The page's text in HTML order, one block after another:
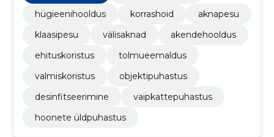
hügieenihooldus
korrashoid
aknapesu
klaasipesu
välisaknad
akendehooldus
ehituskoristus
tolmueemaldus
valmiskoristus
objektipuhastus
desinfitseerimine
vaipkattepuhastus
hoonete üldpuhastus